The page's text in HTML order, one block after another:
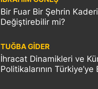
Bir Fuar Bir Şehrin
Değiştirebilir mi?
TUĞBA GİDER
İhracat Dinamikleri ve
Politikalarının Türkiye’ye